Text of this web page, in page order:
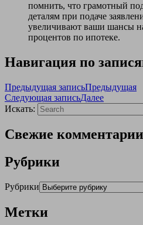
помнить, что грамотный
деталям при подаче
увеличивают ваши шансы
процентов по ипотеке.
Навигация по
Предыдущая записьПредыдущая
Следующая записьДалее
Искать:
Свежие комментарии
Рубрики
Рубрики
Метки